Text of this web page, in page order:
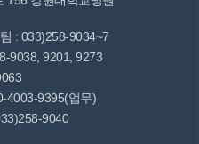
: 033)258-9034~7
9038, 9201, 9273
4003-9395(업무)
9040